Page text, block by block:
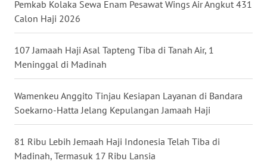
Pemkab Kolaka Sewa Enam Pesawat Wings Air Angkut 431
Calon Haji 2026
107 Jamaah Haji Asal Tapteng Tiba di Tanah Air, 1
Meninggal di Madinah
Wamenkeu Anggito Tinjau Kesiapan Layanan di Bandara
Soekarno-Hatta Jelang Kepulangan Jamaah Haji
81 Ribu Lebih Jemaah Haji Indonesia Telah Tiba di
Madinah, Termasuk 17 Ribu Lansia
WN
JATENG
WN
NUSANTARA
JATIM